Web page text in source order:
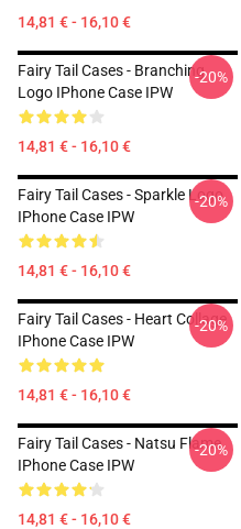
14,81 € - 16,10 €
Fairy Tail Cases - Branching
Logo IPhone Case IPW
14,81 € - 16,10 €
-20%
Fairy Tail Cases - Sparkle Logo
IPhone Case IPW
14,81 € - 16,10 €
-20%
Fairy Tail Cases - Heart Collage
IPhone Case IPW
14,81 € - 16,10 €
-20%
Fairy Tail Cases - Natsu Flame
IPhone Case IPW
14,81 € - 16,10 €
-20%